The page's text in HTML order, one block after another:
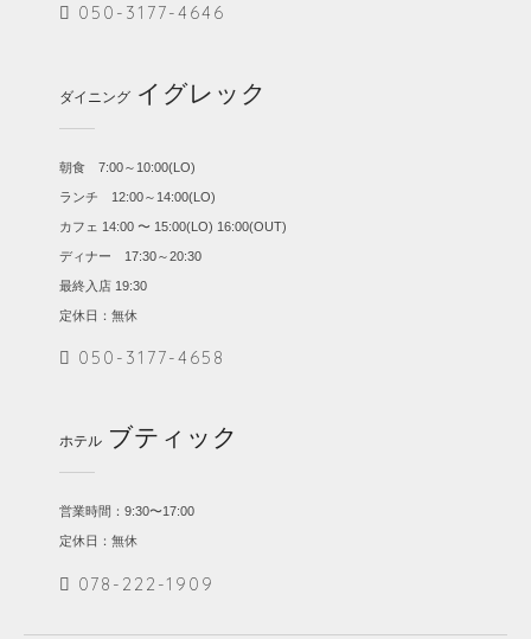
050-3177-4646
ダイニング イグレック
朝食 7:00～10:00(LO)
ランチ 12:00～14:00(LO)
カフェ 14:00 〜 15:00(LO) 16:00(OUT)
ディナー 17:30～20:30
最終入店 19:30
定休日：無休
050-3177-4658
ホテル ブティック
営業時間：9:30〜17:00
定休日：無休
078-222-1909